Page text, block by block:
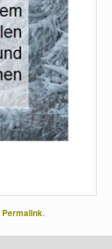
Permalink.